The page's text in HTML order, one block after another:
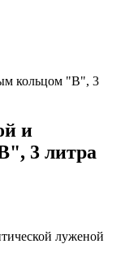
кольцом "В", 3
и
3 литра
луженой